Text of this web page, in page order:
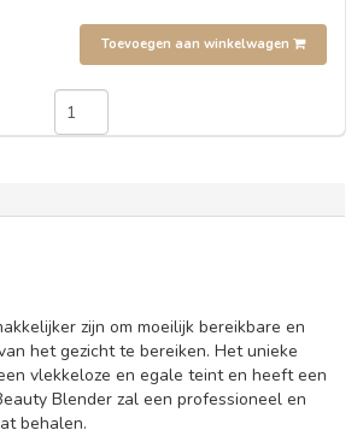
Toevoegen aan winkelwagen
zijn om moeilijk bereikbare en
het gezicht te bereiken. Het unieke
vlekkeloze en egale teint en heeft een
Blender zal een professioneel en
behalen.